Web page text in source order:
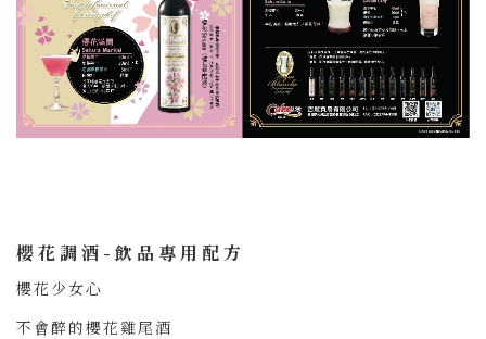
櫻花調酒-飲品專用配方
櫻花少女心
不會醉的櫻花雞尾酒